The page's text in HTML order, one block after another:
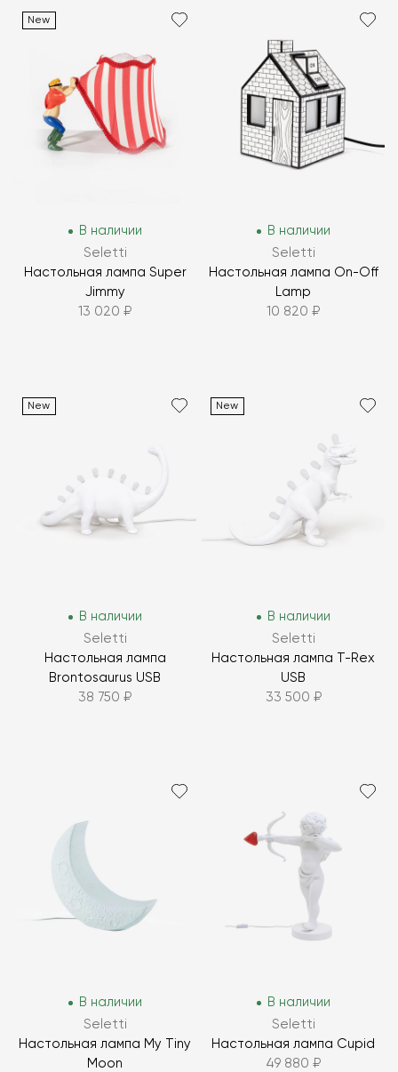
New
В наличии
Seletti
Настольная лампа Super
Jimmy
13 020 ₽
В наличии
Seletti
Настольная лампа On-Off
Lamp
10 820 ₽
New
В наличии
Seletti
Настольная лампа
Brontosaurus USB
38 750 ₽
New
В наличии
Seletti
Настольная лампа T-Rex
USB
33 500 ₽
В наличии
Seletti
Настольная лампа My Tiny
Moon
В наличии
Seletti
Настольная лампа Cupid
49 880 ₽